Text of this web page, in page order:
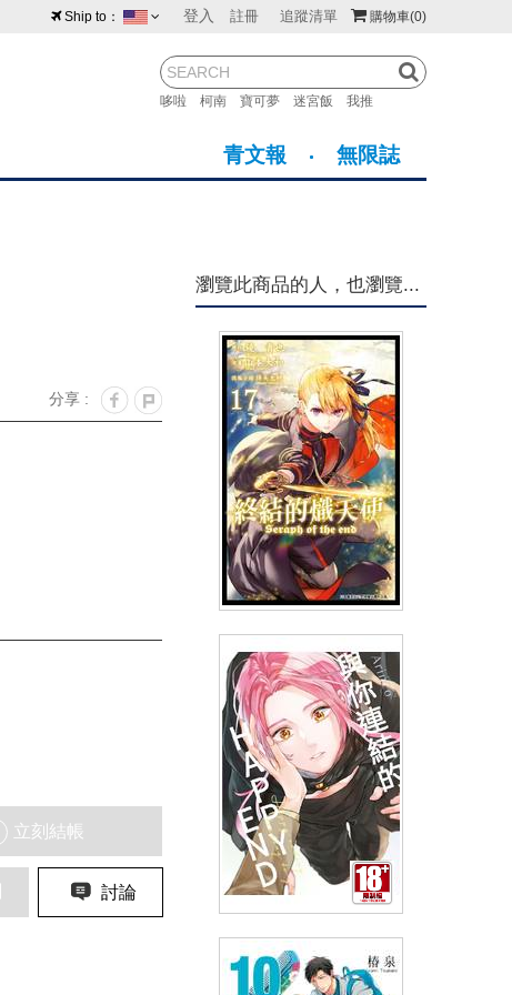
購物車(0)
登入 註冊 追蹤清單
哆啦 柯南 寶可夢 迷宮飯 我推
Ship to：
紐西蘭 馬來西亞
菲律賓
青文報 無限誌
分享 :
立刻結帳
討論
瀏覽此商品的人，也瀏覽...
NT$99 91折 NT$90 (USD2.99)
與你連結的HAPPY END(全)